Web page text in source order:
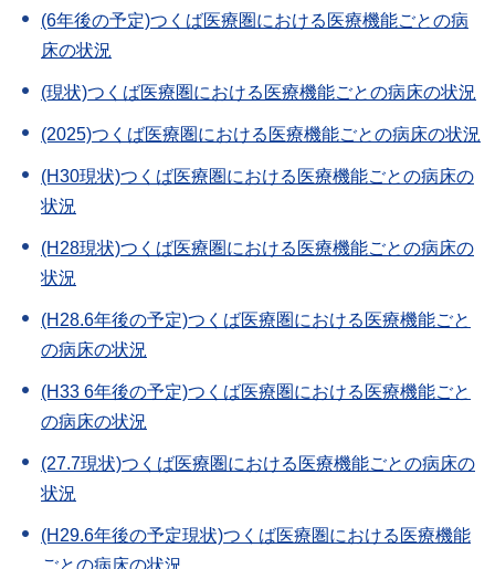
(6年後の予定)つくば医療圏における医療機能ごとの病
床の状況
(現状)つくば医療圏における医療機能ごとの病床の状況
(2025)つくば医療圏における医療機能ごとの病床の状況
(H30現状)つくば医療圏における医療機能ごとの病床の
状況
(H28現状)つくば医療圏における医療機能ごとの病床の
状況
(H28.6年後の予定)つくば医療圏における医療機能ごと
の病床の状況
(H33 6年後の予定)つくば医療圏における医療機能ごと
の病床の状況
(27.7現状)つくば医療圏における医療機能ごとの病床の
状況
(H29.6年後の予定現状)つくば医療圏における医療機能
ごとの病床の状況